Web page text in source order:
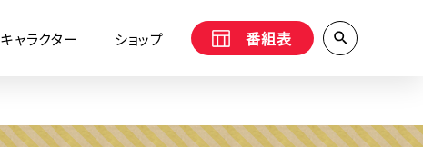
キャラクター ショップ 番組表